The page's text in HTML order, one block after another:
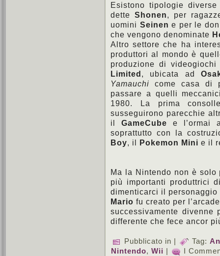
Esistono tipologie
dette Shonen, per
uomini Seinen e per le
che vengono denominate
Altro settore che ha
produttori al mondo è
produzione di
Limited , ubicata ad
Yamauchi come casa di
passare a quelli
1980. La prima
susseguirono parecchie
il GameCube e l’ormai
soprattutto con la
Boy, il Pokemon Mini e il
Ma la Nintendo non è
più importanti produttrici
dimenticarci il
Mario fu creato per
successivamente
differente che fece ancor
Pubblicato in | Tag:
Nintendo, Wii I